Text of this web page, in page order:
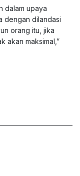
dalam upaya
dengan dilandasi
orang itu, jika
akan maksimal,”